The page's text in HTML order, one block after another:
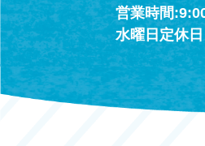
営業時間
水曜日定休